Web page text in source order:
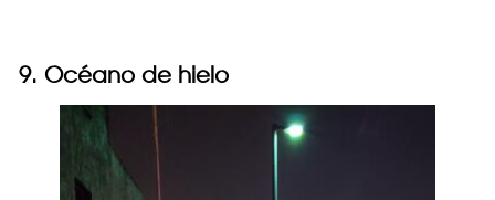
9. Océano de hielo